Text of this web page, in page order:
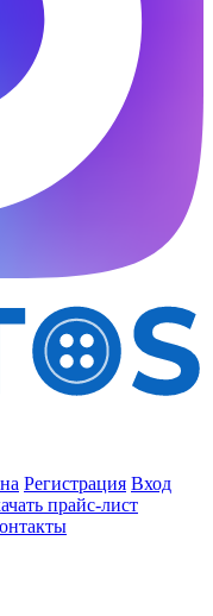
Регистрация Вход
прайс-лист